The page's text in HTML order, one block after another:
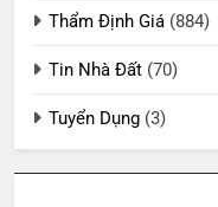
Thẩm Định Giá (884)
Tin Nhà Đất (70)
Tuyển Dụng (3)